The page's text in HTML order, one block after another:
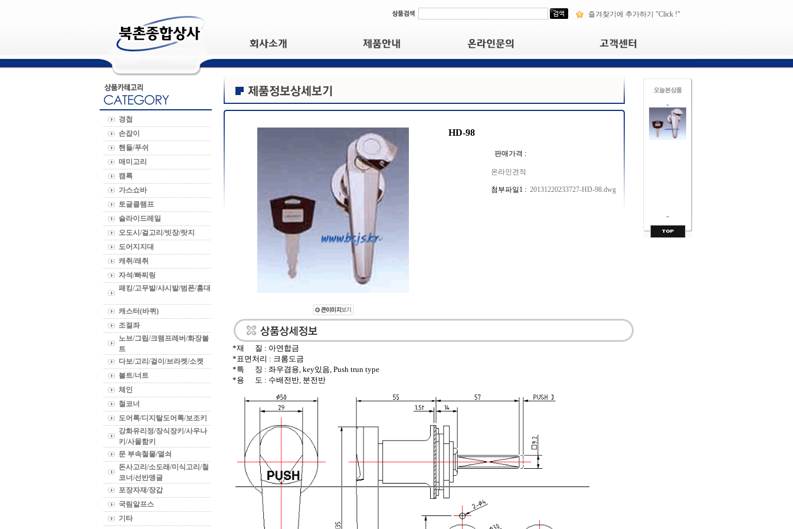
즐겨찾기에 추가하기 "Click !"
경첩
손잡이
핸들/푸쉬
매미고리
캠록
가스쇼바
토글클램프
슬라이드레일
오도시/걸고리/빗장/랏지
도어지지대
캐취/래취
자석/빠찌링
패킹/고무발/샤시발/범폰/홈대
캐스터(바퀴)
조절좌
노브/그립/크램프레버/화장볼
트
다보/고리/걸이/브라켓/소켓
볼트/너트
체인
철코너
도어록/디지탈도어록/보조키
강화유리정/장식장키/사우나
키/사물함키
문 부속철물/열쇠
돈사고리/소도래/미식고리/철
코너/선반앵글
포장자재/장갑
국림알프스
기타
HD-98
판매가격 :
온라인견적
첨부파일1 : 20131220233727-HD-98.dwg
*재
질 : 아연합금
*표면처리 : 크롬도금
*특
징 : 좌우겸용, key있음, Push trun type
*용
도 : 수배전반, 분전반